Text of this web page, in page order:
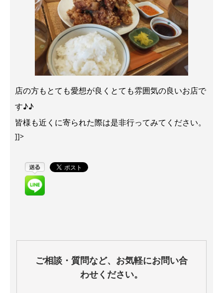
店の方もとても愛想が良くとても雰囲気の良いお店で
す♪♪
皆様も近くに寄られた際は是非行ってみてください。
]]>
ご相談・質問など、お気軽にお問い合
わせください。